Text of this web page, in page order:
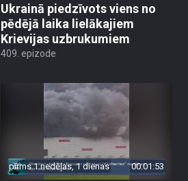
Ukrainā piedzīvots viens no
pēdējā laika lielākajiem
Krievijas uzbrukumiem
409. epizode
pirms 1 nedēļas, 1 dienas 00:01:53